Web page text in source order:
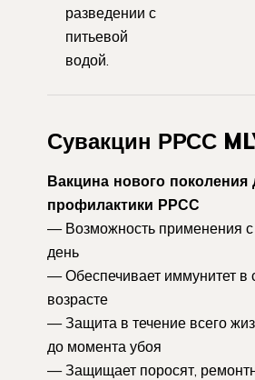
разведении с
питьевой
водой.
Сувакцин РРСС
Вакцина нового поколения
профилактики РРСС
— Возможность применения с
день
— Обеспечивает иммунитет в
возрасте
— Защита в течение всего
до момента убоя
— Защищает поросят,